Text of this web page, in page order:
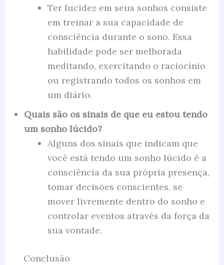
Ter lucidez em seus sonhos consiste
em treinar a sua capacidade de
consciência durante o sono. Essa
habilidade pode ser melhorada
meditando, exercitando o raciocínio
ou registrando todos os sonhos em
um diário.
Quais são os sinais de que eu estou tendo
um sonho lúcido?
Alguns dos sinais que indicam que
você está tendo um sonho lúcido é a
consciência da sua própria presença,
tomar decisões conscientes, se
mover livremente dentro do sonho e
controlar eventos através da força da
sua vontade.
Conclusão